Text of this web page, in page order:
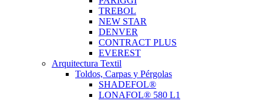
TREBOL
NEW STAR
DENVER
CONTRACT PLUS
EVEREST
Arquitectura Textil
Toldos, Carpas y Pérgolas
SHADEFOL®
LONAFOL® 580 L1